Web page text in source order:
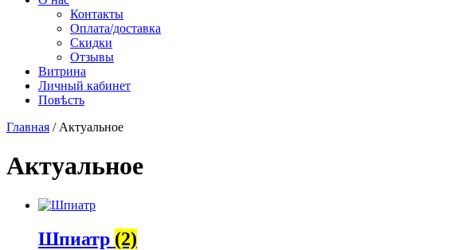
Контакты
Оплата/доставка
Скидки
Отзывы
Витрина
Личный кабинет
Повѣсть
Главная / Актуальное
Актуальное
Шпиатр (2)